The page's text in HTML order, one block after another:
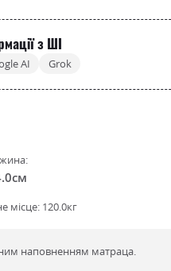
з ШІ
AI Grok
місце: 120.0кг
наповненням матраца.